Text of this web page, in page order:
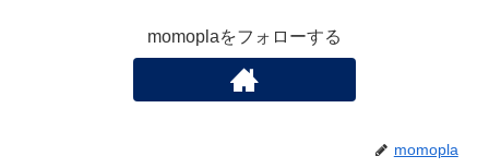
momoplaをフォローする
momopla